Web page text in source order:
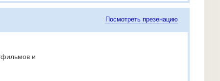
Посмотреть презенацию
и